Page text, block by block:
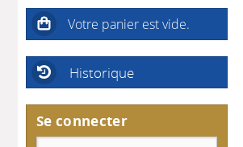
Historique
Se connecter